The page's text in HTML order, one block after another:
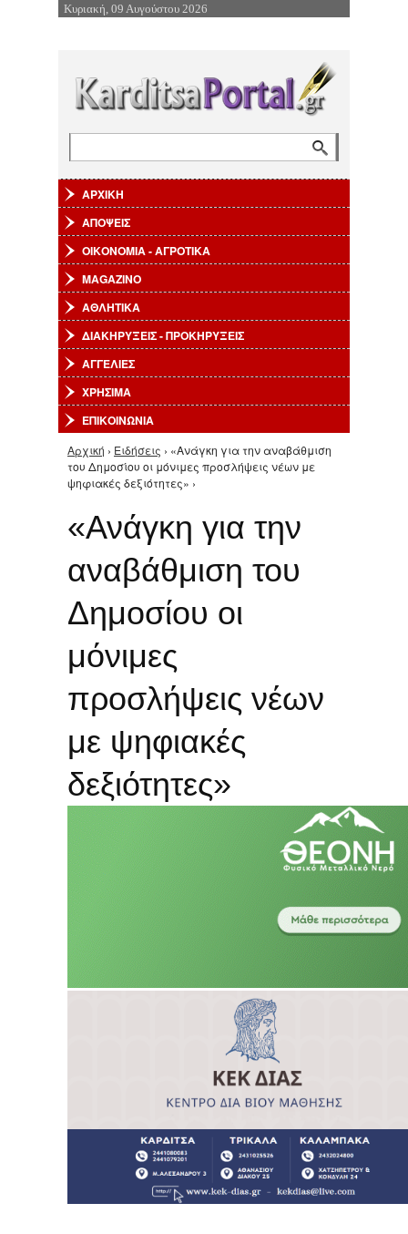
Επιστροφή στην Πλοήγηση
Κυριακή, 09 Αυγούστου 2026
ΑΡΧΙΚΗ
ΑΠΟΨΕΙΣ
ΟΙΚΟΝΟΜΙΑ - ΑΓΡΟΤΙΚΑ
MAGAZINO
ΑΘΛΗΤΙΚΑ
ΔΙΑΚΗΡΥΞΕΙΣ - ΠΡΟΚΗΡΥΞΕΙΣ
ΑΓΓΕΛΙΕΣ
ΧΡΗΣΙΜΑ
ΕΠΙΚΟΙΝΩΝΙΑ
Είστε εδώ
Αρχική › Ειδήσεις › «Ανάγκη για την αναβάθμιση
του Δημοσίου οι μόνιμες προσλήψεις νέων με
ψηφιακές δεξιότητες» ›
«Ανάγκη για την
αναβάθμιση του
Δημοσίου οι
μόνιμες
προσλήψεις νέων
με ψηφιακές
δεξιότητες»